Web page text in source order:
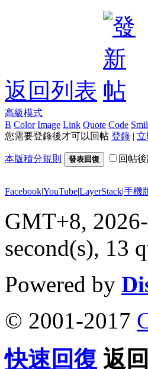
返回列表
高級模式
B Color Image Link Quote Code
您需要登錄後才可以回帖 登錄 |
本版積分規則 發表回復 回帖
Facebook|YouTube|LayerStack|手機
GMT+8,
second(s), 13
Powered by
© 2001-2017
快速回復 返